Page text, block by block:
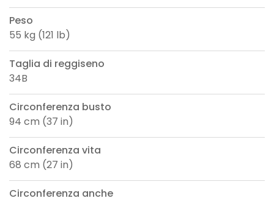
Peso
55 kg (121 lb)
Taglia di reggiseno
34B
Circonferenza busto
94 cm (37 in)
Circonferenza vita
68 cm (27 in)
Circonferenza anche